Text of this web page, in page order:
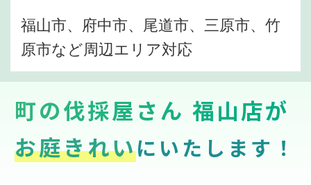
福山市、府中市、尾道市、三原市、竹
原市など周辺エリア対応
町の伐採屋さん 福山店が
お庭きれいにいたします！